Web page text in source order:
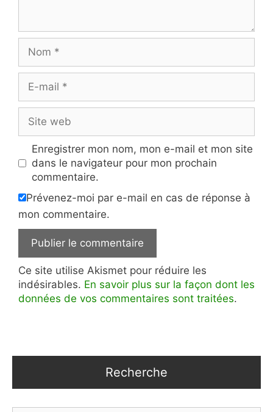
mail
web
Enregistrer mon nom, mon e-mail et mon site
dans le navigateur pour mon prochain
commentaire.
Prévenez-moi par e-mail en cas de réponse à
mon commentaire.
Ce site utilise Akismet pour réduire les
indésirables. En savoir plus sur la façon dont les
données de vos commentaires sont traitées.
Recherche